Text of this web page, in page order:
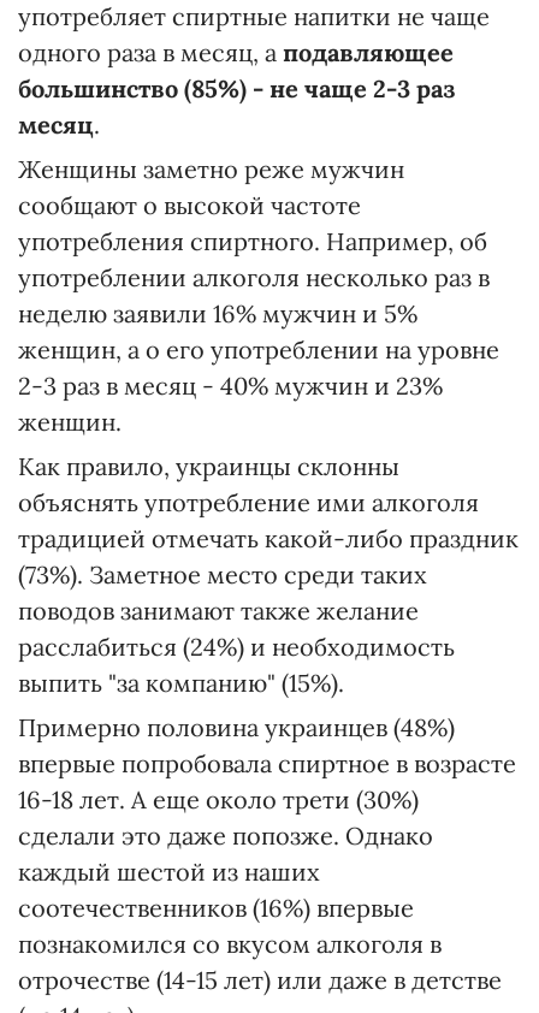
употребляет спиртные напитки не чаще
одного раза в месяц, а подавляющее
большинство (85%) - не чаще 2-3 раз
месяц.
Женщины заметно реже мужчин
сообщают о высокой частоте
употребления спиртного. Например, об
употреблении алкоголя несколько раз в
неделю заявили 16% мужчин и 5%
женщин, а о его употреблении на уровне
2-3 раз в месяц - 40% мужчин и 23%
женщин.
Как правило, украинцы склонны
объяснять употребление ими алкоголя
традицией отмечать какой-либо праздник
(73%). Заметное место среди таких
поводов занимают также желание
расслабиться (24%) и необходимость
выпить "за компанию" (15%).
Примерно половина украинцев (48%)
впервые попробовала спиртное в возрасте
16-18 лет. А еще около трети (30%)
сделали это даже попозже. Однако
каждый шестой из наших
соотечественников (16%) впервые
познакомился со вкусом алкоголя в
отрочестве (14-15 лет) или даже в детстве